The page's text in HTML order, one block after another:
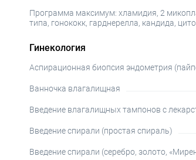
Программа максимум: хламидия, 2
типа, гонококк, гарднерелла, кандида,
Гинекология
Аспирационная биопсия эндометрия
Ванночка влагалищная
Введение влагалищных тампонов с
Введение спирали (простая спираль)
Введение спирали (серебро, золото,